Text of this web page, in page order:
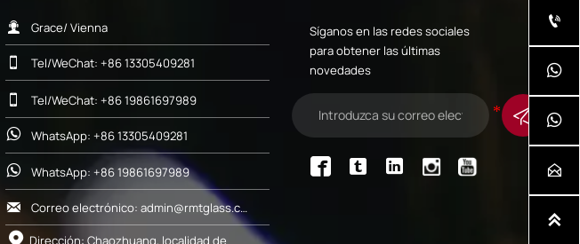
 Grace/ Vienna
 Tel/WeChat: +86 13305409281
 Tel/WeChat: +86 19861697989
 WhatsApp: +86 13305409281
 WhatsApp: +86 19861697989
 Correo electrónico: admin@rmtglass.com
 Dirección: Chaozhuang, localidad de
Síganos en las redes sociales
para obtener las últimas
novedades

  




